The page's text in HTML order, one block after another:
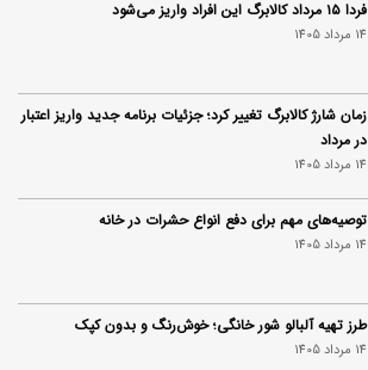
فردا ۱۵ مرداد کالابرگ این افراد واریز می‌شود
14 مرداد 1405
زمان شارژ کالابرگ تغییر کرد؛ جزئیات برنامه جدید واریز اعتبار
در مرداد
14 مرداد 1405
توصیه‌های مهم برای دفع انواع حشرات در خانه
14 مرداد 1405
طرز تهیه آلبالو شور خانگی؛ خوش‌رنگ و بدون کپک
14 مرداد 1405